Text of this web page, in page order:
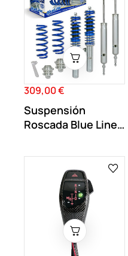
Precio
309,00 €
Suspensión
Roscada Blue Line
E87